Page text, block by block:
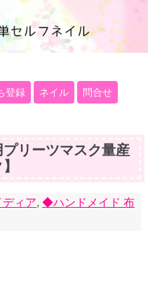
マブログ
登録 ネイル 問合せ
プリーツマスク量産
ディア,◆ハンドメイド 布